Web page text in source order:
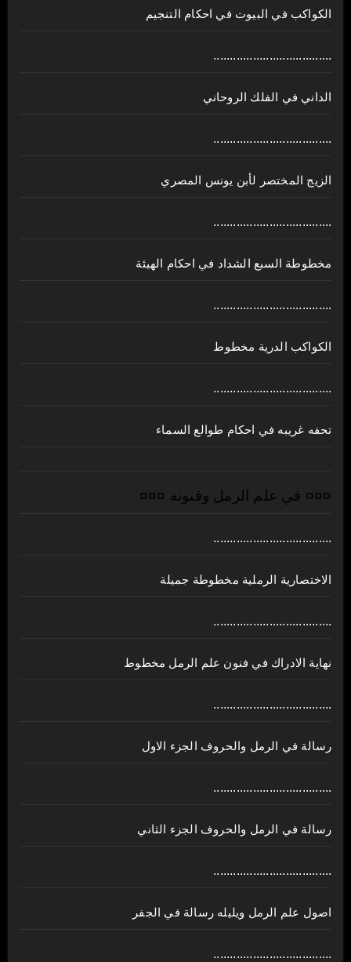
الكواكب في البيوت في احكام التنجيم
....................................
الداني في الفلك الروحاني
....................................
الزيج المختصر لأبن يونس المصري
....................................
مخطوطة السبع الشداد في احكام الهيئة
....................................
الكواكب الدرية مخطوط
....................................
تحفه غريبه في احكام طوالع السماء
¤¤¤ في علم الرمل وفنونه ¤¤¤
....................................
الاختصارية الرملية مخطوطة جميلة
....................................
نهاية الادراك في فنون علم الرمل مخطوط
....................................
رسالة في الرمل والحروف الجزء الاول
....................................
رسالة في الرمل والحروف الجزء الثاني
....................................
اصول علم الرمل ويليله رسالة في الجفر
....................................